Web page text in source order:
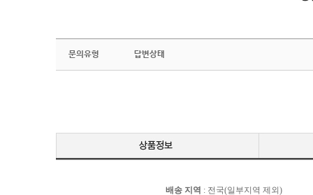
문의유형 답변상태
배송 지역 : 전국(일부지역 제외)